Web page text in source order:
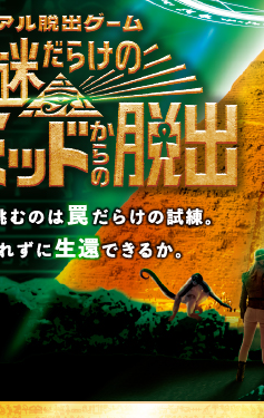
／法人の方
ゲーム制作
関するお
ご相談／